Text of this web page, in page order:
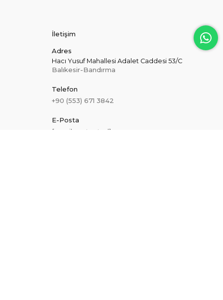
İletişim
Adres
Hacı Yusuf Mahallesi Adalet Caddesi 53/C
Balıkesir-Bandırma
Telefon
+90 (553) 671 3842
E-Posta
[email protected]